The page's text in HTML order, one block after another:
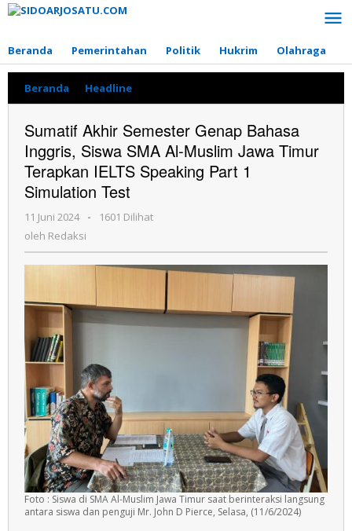
Lewati
Beranda
Pemerintahan Politik Hukrim Olahraga
Beranda Headline
Akhir
Genap
Bahasa
Inggris,
Siswa
Muslim
Timur
Terapkan
IELTS
Speaking
Part
1
Sumatif Akhir Semester Genap Bahasa
Inggris, Siswa SMA Al-Muslim Jawa Timur
Terapkan IELTS Speaking Part 1
Simulation Test
11 Juni 2024
oleh
-
1601 Dilihat
oleh Redaksi
Foto : Siswa di SMA Al-Muslim Jawa Timur saat berinteraksi langsung
antara siswa dan penguji Mr. John D Pierce, Selasa, (11/6/2024)